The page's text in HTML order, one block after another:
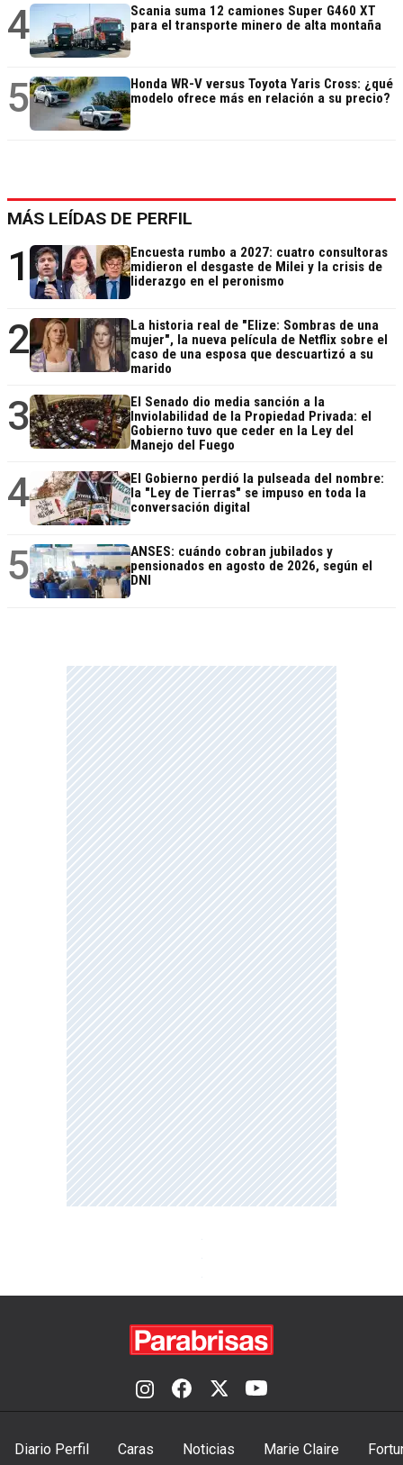
4
Scania suma 12 camiones Super G460 XT
para el transporte minero de alta montaña
5
Honda WR-V versus Toyota Yaris Cross: ¿qué
modelo ofrece más en relación a su precio?
MÁS LEÍDAS DE PERFIL
1
Encuesta rumbo a 2027: cuatro consultoras
midieron el desgaste de Milei y la crisis de
liderazgo en el peronismo
2
La historia real de "Elize: Sombras de una
mujer", la nueva película de Netflix sobre el
caso de una esposa que descuartizó a su
marido
3
El Senado dio media sanción a la
Inviolabilidad de la Propiedad Privada: el
Gobierno tuvo que ceder en la Ley del
Manejo del Fuego
4
El Gobierno perdió la pulseada del nombre:
la "Ley de Tierras" se impuso en toda la
conversación digital
5
ANSES: cuándo cobran jubilados y
pensionados en agosto de 2026, según el
DNI
Diario Perfil Caras Noticias Marie Claire